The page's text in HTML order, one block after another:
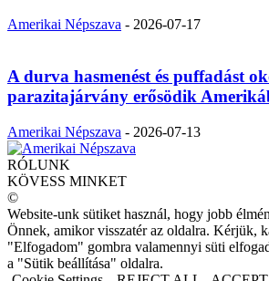
Amerikai Népszava - 2026-07-17
A durva hasmenést és puffadást
parazitajárvány erősödik
Amerikai Népszava - 2026-07-13
RÓLUNK
KÖVESS MINKET
©
Website-unk sütiket használ, hogy jobb
Önnek, amikor visszatér az oldalra. Kérjük,
"Elfogadom" gombra valamennyi süti
a "Sütik beállítása" oldalra.